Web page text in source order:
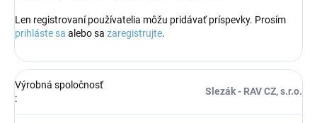
Len registrovaní používatelia môžu pridávať príspevky. Prosím
prihláste sa alebo sa zaregistrujte.
Výrobná spoločnosť
:
Slezák - RAV CZ, s.r.o.